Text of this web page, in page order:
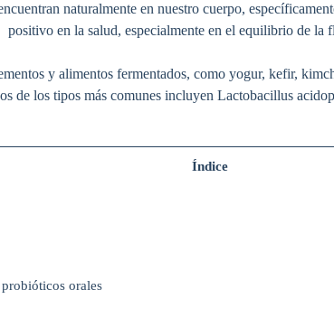
naturalmente en nuestro cuerpo,
positivo en la salud, especialmente en el equilibrio de la
y alimentos fermentados, como yogur, kefir,
de los tipos más comunes incluyen Lactobacillus
Índice
orales